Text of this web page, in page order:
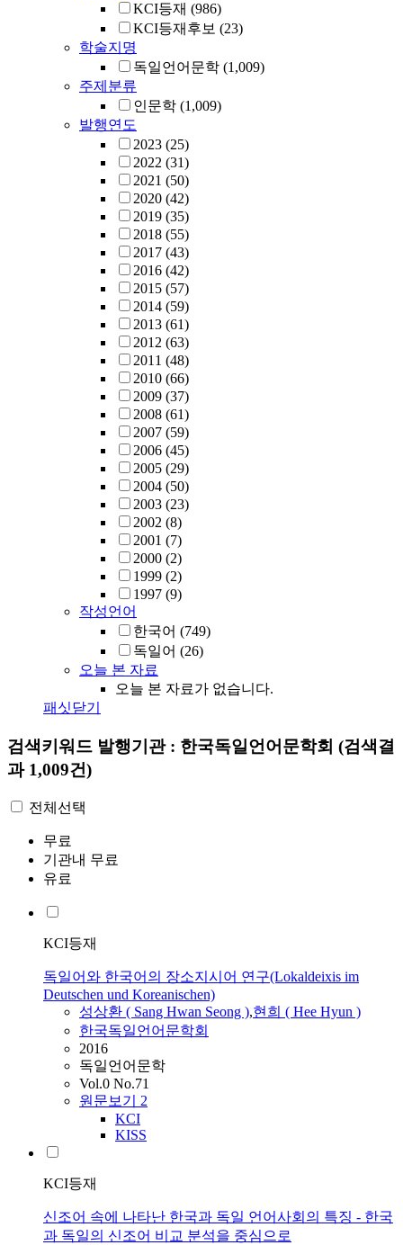
KCI등재 (986)
KCI등재후보 (23)
학술지명
독일언어문학 (1,009)
주제분류
인문학 (1,009)
발행연도
2023 (25)
2022 (31)
2021 (50)
2020 (42)
2019 (35)
2018 (55)
2017 (43)
2016 (42)
2015 (57)
2014 (59)
2013 (61)
2012 (63)
2011 (48)
2010 (66)
2009 (37)
2008 (61)
2007 (59)
2006 (45)
2005 (29)
2004 (50)
2003 (23)
2002 (8)
2001 (7)
2000 (2)
1999 (2)
1997 (9)
작성언어
한국어 (749)
독일어 (26)
오늘 본 자료
오늘 본 자료가 없습니다.
패싯닫기
검색키워드 발행기관 : 한국독일언어문학회 (검색결
과 1,009건)
전체선택
무료
기관내 무료
유료
KCI등재
독일어와 한국어의 장소지시어 연구(Lokaldeixis im
Deutschen und Koreanischen)
성상환 ( Sang Hwan Seong ),현희 ( Hee Hyun )
한국독일언어문학회
2016
독일언어문학
Vol.0 No.71
원문보기 2
KCI
KISS
KCI등재
신조어 속에 나타난 한국과 독일 언어사회의 특징 - 한국
과 독일의 신조어 비교 분석을 중심으로